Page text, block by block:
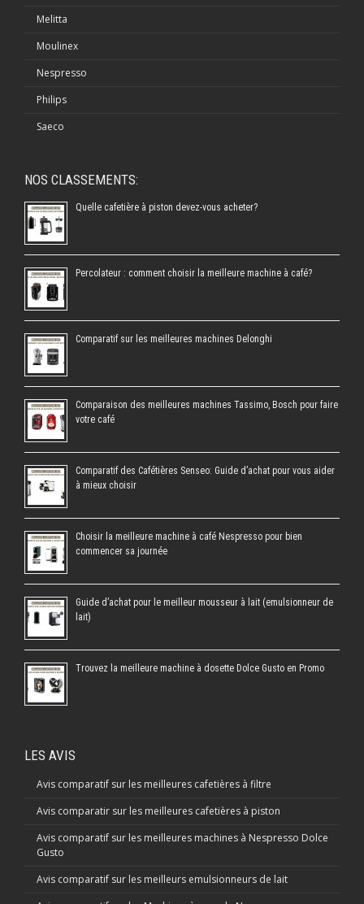
Melitta
Moulinex
Nespresso
Philips
Saeco
NOS CLASSEMENTS:
Quelle cafetière à piston devez-vous acheter?
Percolateur : comment choisir la meilleure machine à café?
Comparatif sur les meilleures machines Delonghi
Comparaison des meilleures machines Tassimo, Bosch pour faire
votre café
Comparatif des Cafétières Senseo: Guide d’achat pour vous aider
à mieux choisir
Choisir la meilleure machine à café Nespresso pour bien
commencer sa journée
Guide d’achat pour le meilleur mousseur à lait (emulsionneur de
lait)
Trouvez la meilleure machine à dosette Dolce Gusto en Promo
LES AVIS
Avis comparatif sur les meilleures cafetières à filtre
Avis comparatir sur les meilleures cafetières à piston
Avis comparatif sur les meilleures machines à Nespresso Dolce
Gusto
Avis comparatif sur les meilleurs emulsionneurs de lait